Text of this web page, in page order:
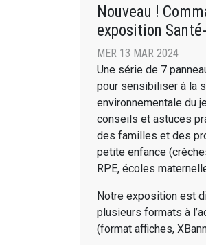
Nouveau !
exposition
MER 13 MAR 2024
Une série de 7
pour sensibiliser à la
environnementale du
conseils et astuces
des familles et des
petite enfance
RPE, écoles
Notre exposition est
plusieurs formats à
(format affiches,